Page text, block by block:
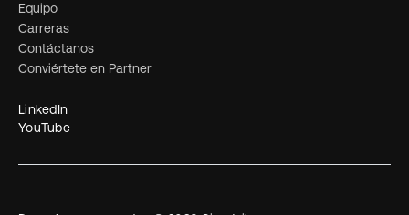
Equipo
Carreras
Contáctanos
Conviértete en Partner
LinkedIn
YouTube